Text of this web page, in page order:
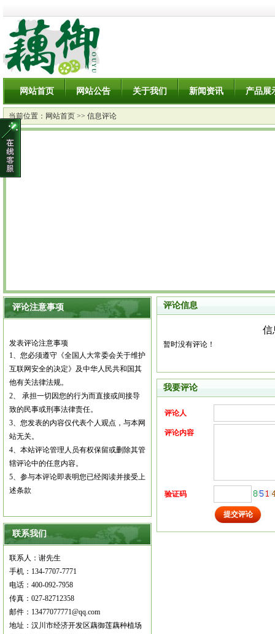
网站首页 网站公告 关于我们 新闻资讯 产品展
当前位置： 网站首页 >> 信息评论
评论注意事项
发表评论注意事项
1、您必须遵守《全国人大常委会关于维护
互联网安全的决定》及中华人民共和国其
他有关法律法规。
2、
承担一切因您的行为而直接或间接导
致的民事或刑事法律责任。
3、您发表的内容仅代表个人观点，与本网
站无关。
4、本站评论管理人员有权保留或删除其管
辖评论中的任意内容。
5、参与本评论即表明您已经阅读并接受上
述条款
联系我们
联系人：谢先生
手机：134-7707-7771
电话：400-092-7958
传真：027-82712358
邮件：13477077771@qq.com
地址：汉川市经济开发区藕御莲藕种植场
评论信息
信
暂时没有评论！
我要评论
评论人
评论内容
验证码